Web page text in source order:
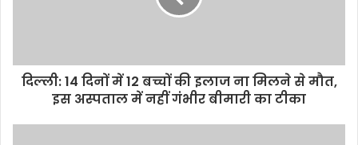
दिल्ली: 14 दिनों में 12 बच्चों की इलाज ना मिलने से मौत,
इस अस्पताल में नहीं गंभीर बीमारी का टीका